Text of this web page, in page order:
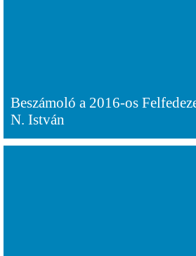
Beszámoló a 2016-os
N. István